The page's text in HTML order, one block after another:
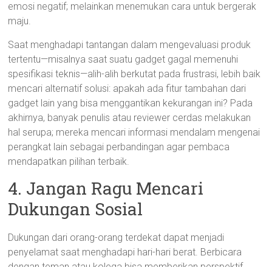
emosi negatif; melainkan menemukan cara untuk bergerak
maju.
Saat menghadapi tantangan dalam mengevaluasi produk
tertentu—misalnya saat suatu gadget gagal memenuhi
spesifikasi teknis—alih-alih berkutat pada frustrasi, lebih baik
mencari alternatif solusi: apakah ada fitur tambahan dari
gadget lain yang bisa menggantikan kekurangan ini? Pada
akhirnya, banyak penulis atau reviewer cerdas melakukan
hal serupa; mereka mencari informasi mendalam mengenai
perangkat lain sebagai perbandingan agar pembaca
mendapatkan pilihan terbaik.
4. Jangan Ragu Mencari
Dukungan Sosial
Dukungan dari orang-orang terdekat dapat menjadi
penyelamat saat menghadapi hari-hari berat. Berbicara